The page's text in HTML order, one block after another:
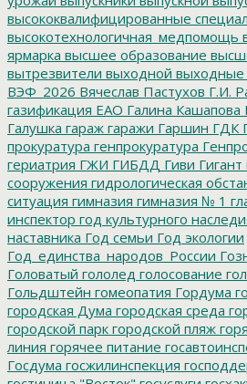
высококвалифицированные
высокотехнологичная_медпомощь
ярмарка высшее образование
вытрезвители выходной выходные
ВЭФ_2026 Вячеслав Пастухов Г.И.
газификация ЕАО Галина Кашапова
Галушка гараж гаражи Гаршин ГДК
прокуратура генпрокуратура
гериатрия ГЖИ ГИБДД Гиви Гигант
сооружения гидрологическая
ситуация гимназия гимназия № 1
инспектор год культурного
наставника Год семьи Год экологии
Год_единства_народов_России
Головатый гололед голосование
Гольдштейн гомеопатия Гордума
городская Дума городская среда
городской парк городской пляж
линия горячее питание
Госдума госжилинспекция